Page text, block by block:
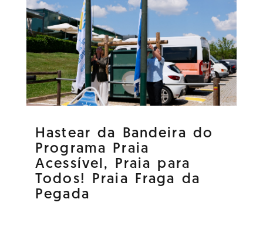
Hastear da Bandeira do
Programa Praia
Acessível, Praia para
Todos! Praia Fraga da
Pegada